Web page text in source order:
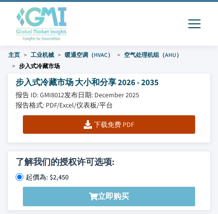
主页 工业机械 暖通空调（HVAC）
空气处理机组（AHU）
步入式冷藏市场
步入式冷藏市场 大小和分享 2026 - 2035
报告 ID: GMI8012发布日期: December 2025
报告格式: PDF/Excel/仪表板/平台
下载免费 PDF
了解我们的授权许可选项:
起價為: $2,450
立即购买